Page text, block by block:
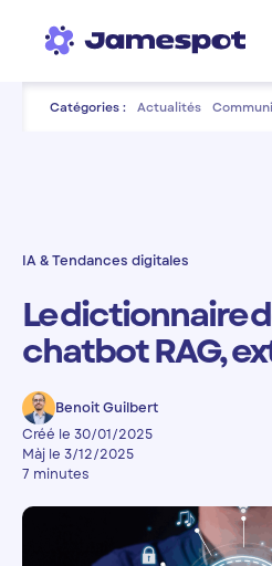
Catégories : Actualités
IA & Tendances digitales
Le dictionnaire
chatbot RAG,
Benoit Guilbert
Créé le 30/01/2025
Màj le 3/12/2025
7 minutes